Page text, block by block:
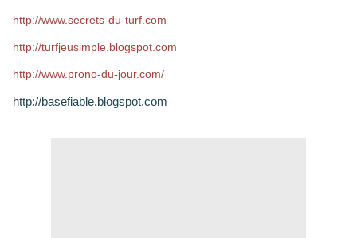
http://www.secrets-du-turf.com
http://turfjeusimple.blogspot.com
http://www.prono-du-jour.com/
http://basefiable.blogspot.com